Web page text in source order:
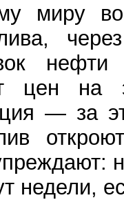
миру
цен на
— за
недели,